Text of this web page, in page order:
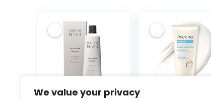
We value your privacy